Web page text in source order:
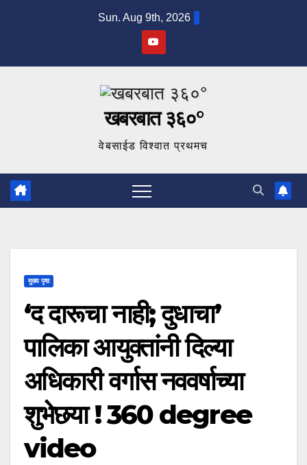
Sun. Aug 9th, 2026
खबरबात ३६०°
वेबसाईड विश्वात प्रथमच
मुख्य पृष्ठ
‘द दारूचा नाही; दुधाचा’
पालिका आयुक्तांनी दिल्या
अधिकारी वर्गास नववर्षाच्या
शुभेछया ! 360 degree
video